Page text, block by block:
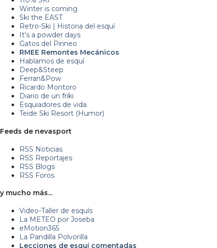
Winter is coming
Ski the EAST
Retro-Ski | Historia del esquí
It's a powder days
Gatos del Pirineo
RMEE Remontes Mecánicos
Hablamos de esquí
Deep&Steep
Ferran&Pow
Ricardo Montoro
Diario de un friki
Esquiadores de vida
Teide Ski Resort (Humor)
Feeds de nevasport
RSS Noticias
RSS Reportajes
RSS Blogs
RSS Foros
y mucho más...
Video-Taller de esquís
La METEO por Joseba
eMotion365
La Pandilla Polvorilla
Lecciones de esquí comentadas